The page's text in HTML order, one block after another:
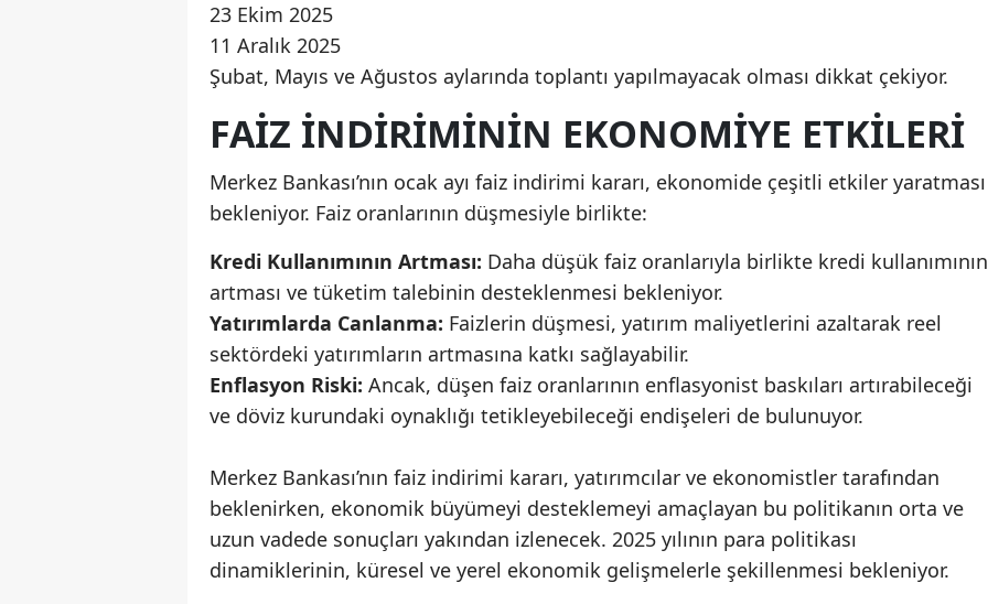
23 Ekim 2025
11 Aralık 2025
Şubat, Mayıs ve Ağustos aylarında toplantı yapılmayacak olması dikkat çekiyor.
FAIZ İNDIRIMININ EKONOMIYE ETKILERI
Merkez Bankası’nın ocak ayı faiz indirimi kararı, ekonomide çeşitli etkiler yaratması
bekleniyor. Faiz oranlarının düşmesiyle birlikte:
Kredi Kullanımının Artması: Daha düşük faiz oranlarıyla birlikte kredi kullanımının
artması ve tüketim talebinin desteklenmesi bekleniyor.
Yatırımlarda Canlanma: Faizlerin düşmesi, yatırım maliyetlerini azaltarak reel
sektördeki yatırımların artmasına katkı sağlayabilir.
Enflasyon Riski: Ancak, düşen faiz oranlarının enflasyonist baskıları artırabileceği
ve döviz kurundaki oynaklığı tetikleyebileceği endişeleri de bulunuyor.
Merkez Bankası’nın faiz indirimi kararı, yatırımcılar ve ekonomistler tarafından
beklenirken, ekonomik büyümeyi desteklemeyi amaçlayan bu politikanın orta ve
uzun vadede sonuçları yakından izlenecek. 2025 yılının para politikası
dinamiklerinin, küresel ve yerel ekonomik gelişmelerle şekillenmesi bekleniyor.